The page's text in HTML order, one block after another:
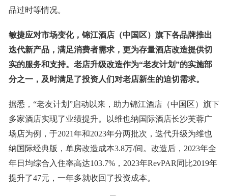
品过时等情况。
敏捷应对市场变化，锦江酒店（中国区）旗下各品牌推出
迭代新产品，满足消费者需求，更为存量酒店改造提供切
实的服务和支持。老店升级改造作为“老友计划”的实施部
分之一，及时满足了投资人们对老店新生的迫切需求。
据悉，“老友计划”启动以来，助力锦江酒店（中国区）旗下
多家酒店实现了业绩提升。以维也纳国际酒店长沙芙蓉广
场店为例，于2021年和2023年分两批次，迭代升级为维也
纳国际经典版，单房改造成本3.8万/间。改造后，2023年全
年日均综合入住率高达103.7%，2023年RevPAR同比2019年
提升了47元，一年多就收回了投资成本。